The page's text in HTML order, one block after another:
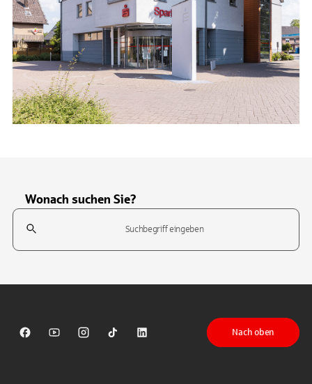
Wonach suchen Sie?
Suchfeld
Sparkasse auf Facebook
Sparkasse auf Youtube
Sparkasse auf Instagram
Sparkasse auf TikTok
Sparkasse auf LinkedIn
Nach oben